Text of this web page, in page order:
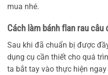
mua nhé.
Cách làm bánh flan rau câu
Sau khi đã chuẩn bị được
dụng cụ cần thiết cho quá
ta bắt tay vào thực hiện ngay